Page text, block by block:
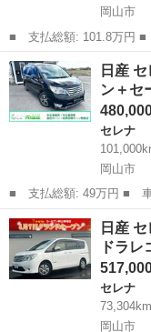
岡山市
■ 支払総額: 101.8万円 ■ 車両本体価格： 903,000 円 ■ メーカー
名： 日産 ■ 車種名：
正 ９インチ ＳＤナビ／
ェンシーブ...
岡山 岡山市 セレナ
日産
ン＋
セレナ
岡山市
■ 支払総額: 49万円 ■ 車両本体価格： 480,000 円 ■ メーカー
名： 日産 ■ 車種名：
ー Ｖセレクション＋セ
ウンドビューモニ...
岡山 岡山市 セレナ
日産
ドラ
セレナ
73,304km
岡山市